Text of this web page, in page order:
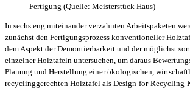
Fertigung (Quelle: Meisterstück Haus)
In sechs eng miteinander verzahnten Arbeitspaketen
zunächst den Fertigungsprozess konventioneller
dem Aspekt der Demontierbarkeit und der möglichst
einzelner Holztafeln untersuchen, um daraus
Planung und Herstellung einer ökologischen,
recyclinggerechten Holztafel als Design-for-